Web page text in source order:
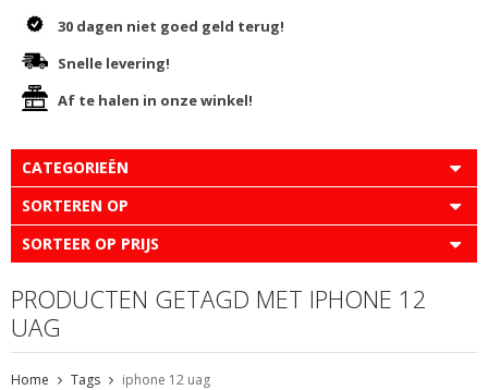
30 dagen niet goed geld terug!
Snelle levering!
Af te halen in onze winkel!
CATEGORIEËN
SORTEREN OP
SORTEER OP PRIJS
PRODUCTEN GETAGD MET IPHONE 12
UAG
Home Tags iphone 12 uag